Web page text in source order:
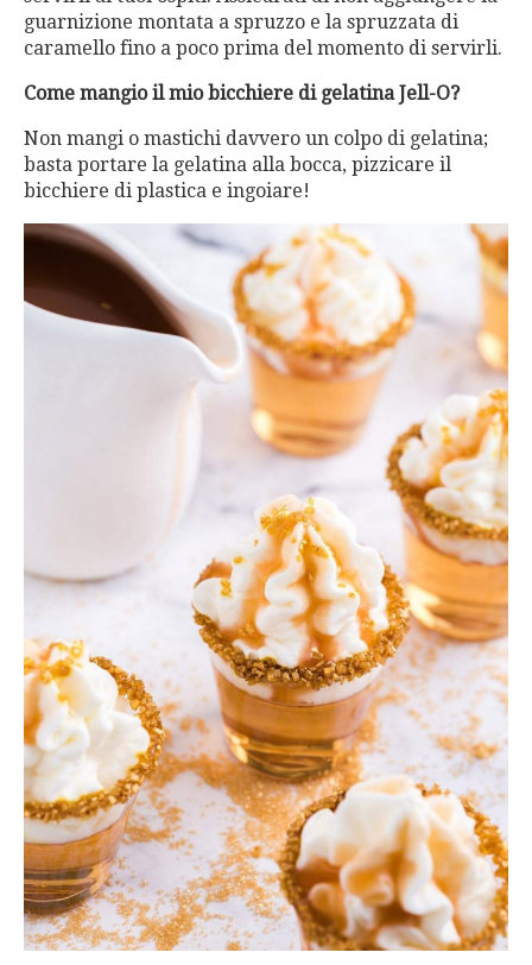
guarnizione montata a spruzzo e la spruzzata di
caramello fino a poco prima del momento di servirli.
Come mangio il mio bicchiere di gelatina Jell-O?
Non mangi o mastichi davvero un colpo di gelatina;
basta portare la gelatina alla bocca, pizzicare il
bicchiere di plastica e ingoiare!